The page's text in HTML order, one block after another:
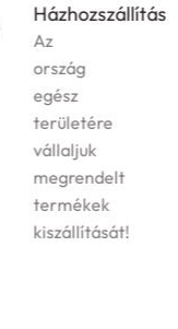
Házhozszállítás
Az
ország
egész
területére
vállaljuk
megrendelt
termékek
kiszállítását!